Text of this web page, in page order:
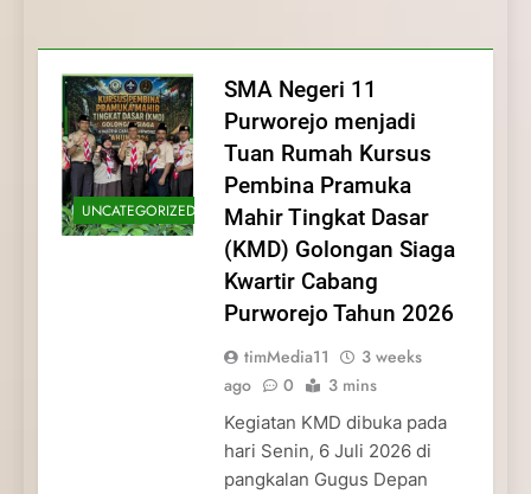
dan Pengabdian Generasi
Pramuka
Pramuka
Kepedulian
UNCATEGORIZED
SMA Negeri 11
Purworejo menjadi
Tuan Rumah Kursus
Pembina Pramuka
Mahir Tingkat Dasar
(KMD) Golongan Siaga
Kwartir Cabang
Purworejo Tahun 2026
timMedia11
3 weeks
ago
0 3 mins
Kegiatan KMD dibuka pada
hari Senin, 6 Juli 2026 di
pangkalan Gugus Depan